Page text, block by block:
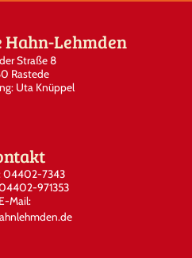
Lehmden
Straße 8
Rastede
Uta Knüppel
04402-7343
971353
E-Mail: